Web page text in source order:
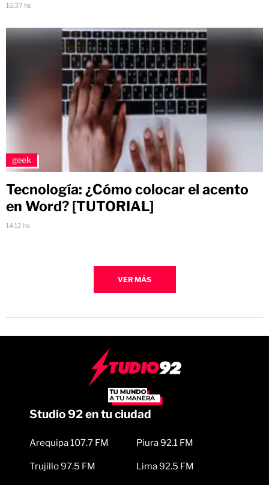
16:37 hs
geek
Tecnología: ¿Cómo colocar el acento
en Word? [TUTORIAL]
14:12 hs
VER MÁS
Studio 92 en tu ciudad
Arequipa 107.7 FM
Trujillo 97.5 FM
Piura 92.1 FM
Lima 92.5 FM